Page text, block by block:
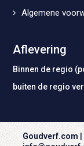
Algemene
Aflevering
Binnen de regio
buiten de regio
Goudverf.com